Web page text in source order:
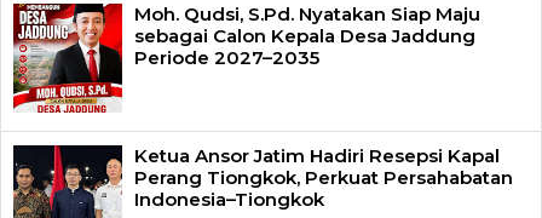
Moh. Qudsi, S.Pd. Nyatakan Siap Maju
sebagai Calon Kepala Desa Jaddung
Periode 2027–2035
Ketua Ansor Jatim Hadiri Resepsi Kapal
Perang Tiongkok, Perkuat Persahabatan
Indonesia–Tiongkok